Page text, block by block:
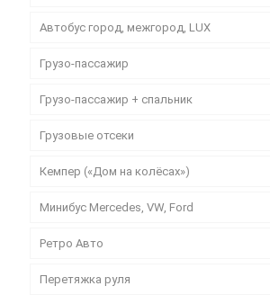
Автобус город, межгород, LUX
Грузо-пассажир
Грузо-пассажир + спальник
Грузовые отсеки
Кемпер («Дом на колёсах»)
Минибус Mercedes, VW, Ford
Ретро Авто
Перетяжка руля